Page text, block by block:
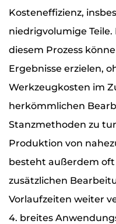
Kosteneffizienz,
niedrigvolumige
diesem Prozess
Ergebnisse erzielen,
Werkzeugkosten im
herkömmlichen
Stanzmethoden zu
Produktion von
besteht außerdem oft
zusätzlichen
Vorlaufzeiten weiter
4. breites